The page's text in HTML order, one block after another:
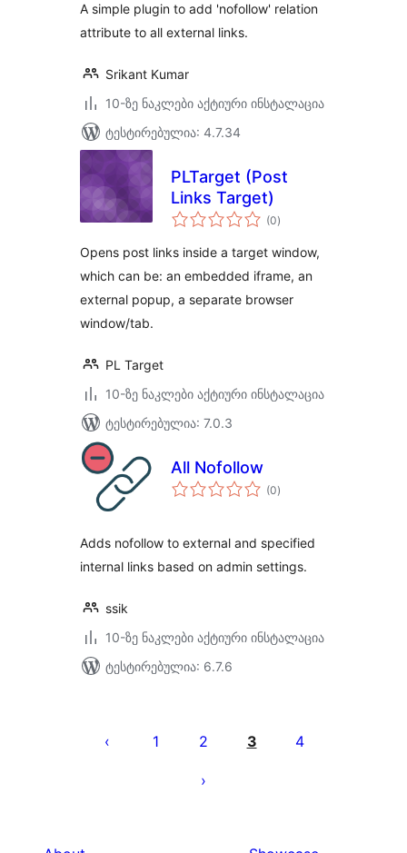
A simple plugin to add 'nofollow' relation
attribute to all external links.
Srikant Kumar
10-ზე ნაკლები აქტიური ინსტალაცია
ტესტირებულია: 4.7.34
PLTarget (Post
Links Target)
(0საერთო
რეიტინგი
)
Opens post links inside a target window,
which can be: an embedded iframe, an
external popup, a separate browser
window/tab.
PL Target
10-ზე ნაკლები აქტიური ინსტალაცია
ტესტირებულია: 7.0.3
All Nofollow
(0საერთო
რეიტინგი
)
Adds nofollow to external and specified
internal links based on admin settings.
ssik
10-ზე ნაკლები აქტიური ინსტალაცია
ტესტირებულია: 6.7.6
გვერდებათ
1 2 3 4